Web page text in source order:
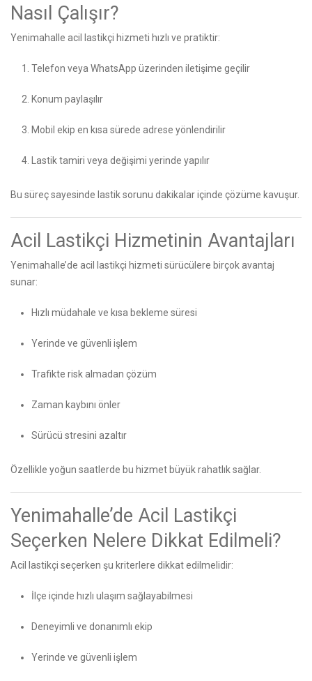
Nasıl Çalışır?
Yenimahalle acil lastikçi hizmeti hızlı ve pratiktir:
Telefon veya WhatsApp üzerinden iletişime geçilir
Konum paylaşılır
Mobil ekip en kısa sürede adrese yönlendirilir
Lastik tamiri veya değişimi yerinde yapılır
Bu süreç sayesinde lastik sorunu dakikalar içinde çözüme kavuşur.
Acil Lastikçi Hizmetinin Avantajları
Yenimahalle’de acil lastikçi hizmeti sürücülere birçok avantaj
sunar:
Hızlı müdahale ve kısa bekleme süresi
Yerinde ve güvenli işlem
Trafikte risk almadan çözüm
Zaman kaybını önler
Sürücü stresini azaltır
Özellikle yoğun saatlerde bu hizmet büyük rahatlık sağlar.
Yenimahalle’de Acil Lastikçi
Seçerken Nelere Dikkat Edilmeli?
Acil lastikçi seçerken şu kriterlere dikkat edilmelidir:
İlçe içinde hızlı ulaşım sağlayabilmesi
Deneyimli ve donanımlı ekip
Yerinde ve güvenli işlem